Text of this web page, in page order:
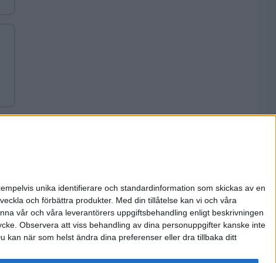
unika identifierare och standardinformation som skickas av en
och förbättra produkter. Med din tillåtelse kan vi och våra
vår och våra leverantörers uppgiftsbehandling enligt beskrivningen
Observera att viss behandling av dina personuppgifter kanske inte
kan när som helst ändra dina preferenser eller dra tillbaka ditt